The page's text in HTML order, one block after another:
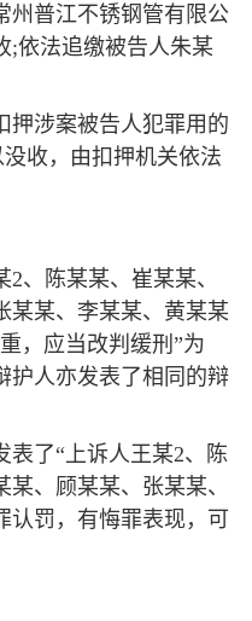
州普江不锈钢管有限公
;依法追缴被告人朱某
押涉案被告人犯罪用的
收，由扣押机关依法
、陈某某、崔某某、
某某、李某某、黄某某
，应当改判缓刑”为
护人亦发表了相同的辩
表了“上诉人王某2、陈
、顾某某、张某某、
罚，有悔罪表现，可